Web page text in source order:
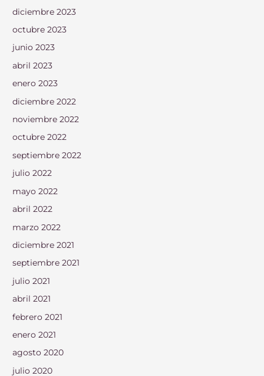
diciembre 2023
octubre 2023
junio 2023
abril 2023
enero 2023
diciembre 2022
noviembre 2022
octubre 2022
septiembre 2022
julio 2022
mayo 2022
abril 2022
marzo 2022
diciembre 2021
septiembre 2021
julio 2021
abril 2021
febrero 2021
enero 2021
agosto 2020
julio 2020